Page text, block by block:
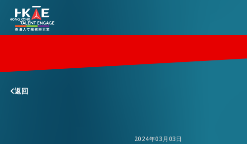
返回
2024年03月03日